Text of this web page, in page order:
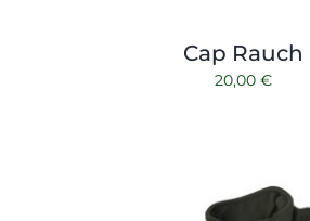
Cap Rauch
20,00 €